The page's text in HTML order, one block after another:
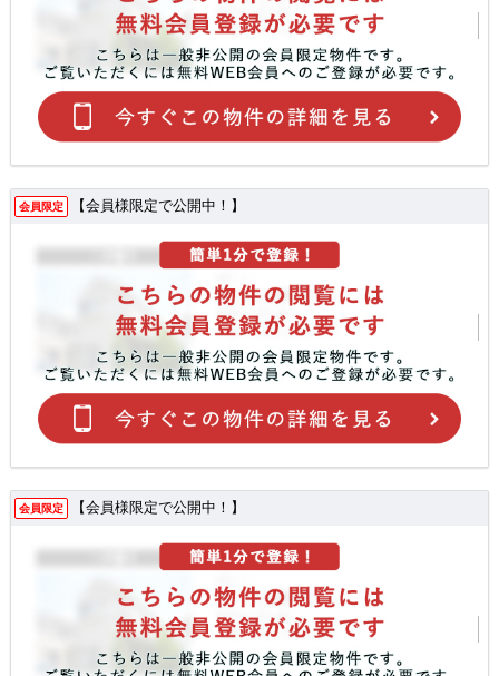
会員限定 【会員様限定で公開中！】
会員限定 【会員様限定で公開中！】